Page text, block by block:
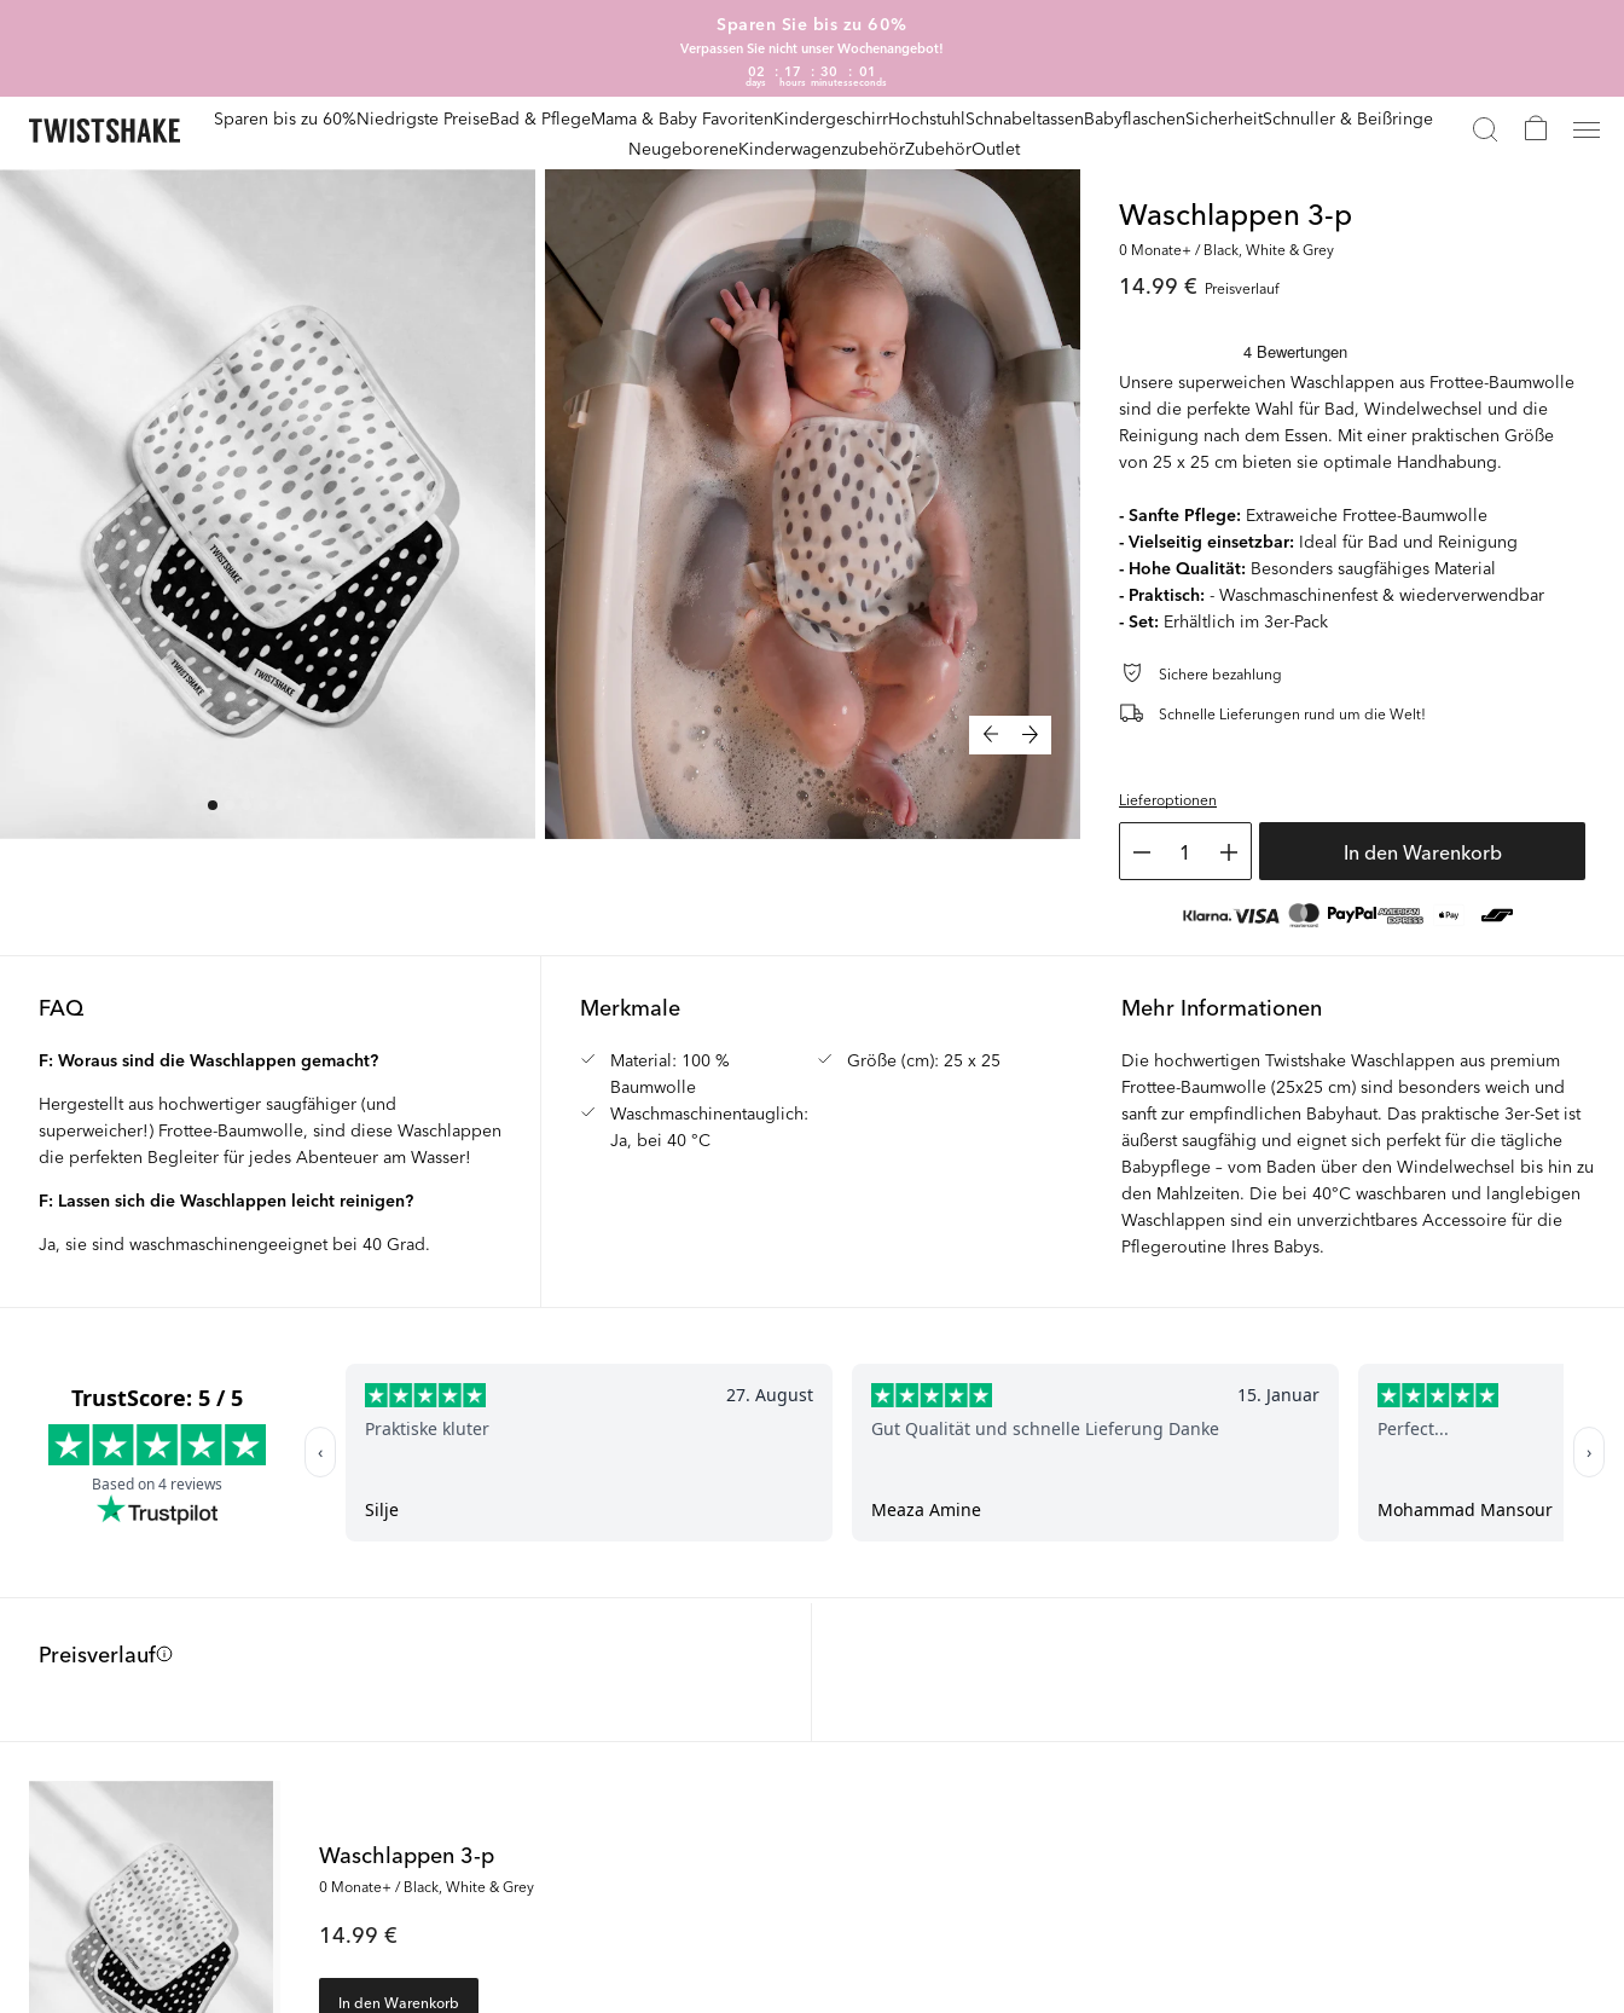
Sparen Sie bis zu 60%
Verpassen Sie nicht unser Wochenangebot!
02
days
17
hours
30
minutes
00
seconds
Sparen bis zu 60%Niedrigste PreiseBad & PflegeMama & Baby FavoritenKindergeschirrHochstuhlSchnabeltassenBabyflaschenSicherheitSchnuller & Beißringe
NeugeboreneKinderwagenzubehörZubehörOutlet
Waschlappen 3-p
0 Monate+ / Black, White & Grey
14.99 € Preisverlauf
Unsere superweichen Waschlappen aus Frottee-Baumwolle
sind die perfekte Wahl für Bad, Windelwechsel und die
Reinigung nach dem Essen. Mit einer praktischen Größe
von 25 x 25 cm bieten sie optimale Handhabung.
- Sanfte Pflege: Extraweiche Frottee-Baumwolle
- Vielseitig einsetzbar: Ideal für Bad und Reinigung
- Hohe Qualität: Besonders saugfähiges Material
- Praktisch: - Waschmaschinenfest & wiederverwendbar
- Set: Erhältlich im 3er-Pack
Sichere bezahlung
Schnelle Lieferungen rund um die Welt!
Lieferoptionen
1 In den Warenkorb
FAQ
F: Woraus sind die Waschlappen gemacht?
Hergestellt aus hochwertiger saugfähiger (und
superweicher!) Frottee-Baumwolle, sind diese Waschlappen
die perfekten Begleiter für jedes Abenteuer am Wasser!
F: Lassen sich die Waschlappen leicht reinigen?
Ja, sie sind waschmaschinengeeignet bei 40 Grad.
Merkmale
Material: 100 %
Baumwolle
Größe (cm): 25 x 25
Waschmaschinentauglich:
Ja, bei 40 °C
Mehr Informationen
Die hochwertigen Twistshake Waschlappen aus premium
Frottee-Baumwolle (25x25 cm) sind besonders weich und
sanft zur empfindlichen Babyhaut. Das praktische 3er-Set ist
äußerst saugfähig und eignet sich perfekt für die tägliche
Babypflege – vom Baden über den Windelwechsel bis hin zu
den Mahlzeiten. Die bei 40°C waschbaren und langlebigen
Waschlappen sind ein unverzichtbares Accessoire für die
Pflegeroutine Ihres Babys.
Preisverlauf
Waschlappen 3-p
0 Monate+ / Black, White & Grey
14.99 €
In den Warenkorb